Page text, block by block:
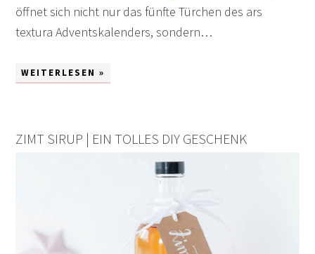
öffnet sich nicht nur das fünfte Türchen des ars
textura Adventskalenders, sondern…
WEITERLESEN »
ZIMT SIRUP | EIN TOLLES DIY GESCHENK